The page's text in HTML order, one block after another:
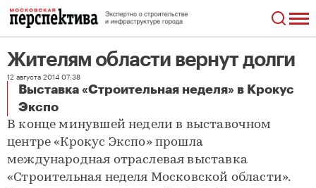
Жителям области вернут долги
12 августа 2014 07:38
Выставка «Строительная неделя» в Крокус
Экспо
Жителям области вернут долги
В конце минувшей недели в выставочном
центре «Крокус Экспо» прошла
международная отраслевая выставка
«Строительная неделя Московской области».